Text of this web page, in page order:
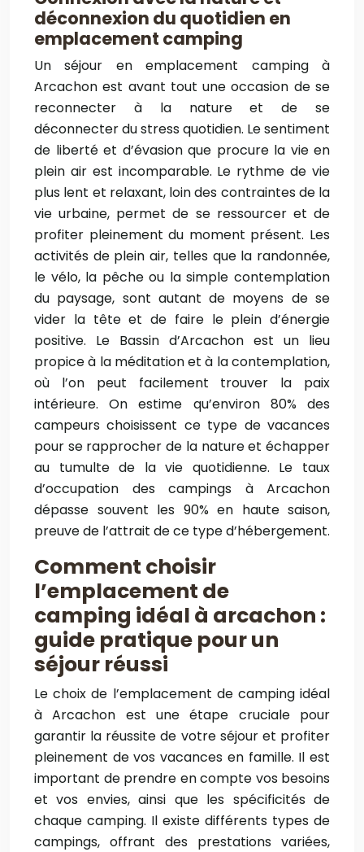
déconnexion du quotidien en
emplacement camping
Un séjour en emplacement camping à
Arcachon est avant tout une occasion de se
reconnecter à la nature et de se
déconnecter du stress quotidien. Le sentiment
de liberté et d’évasion que procure la vie en
plein air est incomparable. Le rythme de vie
plus lent et relaxant, loin des contraintes de la
vie urbaine, permet de se ressourcer et de
profiter pleinement du moment présent. Les
activités de plein air, telles que la randonnée,
le vélo, la pêche ou la simple contemplation
du paysage, sont autant de moyens de se
vider la tête et de faire le plein d’énergie
positive. Le Bassin d’Arcachon est un lieu
propice à la méditation et à la contemplation,
où l’on peut facilement trouver la paix
intérieure. On estime qu’environ 80% des
campeurs choisissent ce type de vacances
pour se rapprocher de la nature et échapper
au tumulte de la vie quotidienne. Le taux
d’occupation des campings à Arcachon
dépasse souvent les 90% en haute saison,
preuve de l’attrait de ce type d’hébergement.
Comment choisir
l’emplacement de
camping idéal à arcachon :
guide pratique pour un
séjour réussi
Le choix de l’emplacement de camping idéal
à Arcachon est une étape cruciale pour
garantir la réussite de votre séjour et profiter
pleinement de vos vacances en famille. Il est
important de prendre en compte vos besoins
et vos envies, ainsi que les spécificités de
chaque camping. Il existe différents types de
campings, offrant des prestations variées,